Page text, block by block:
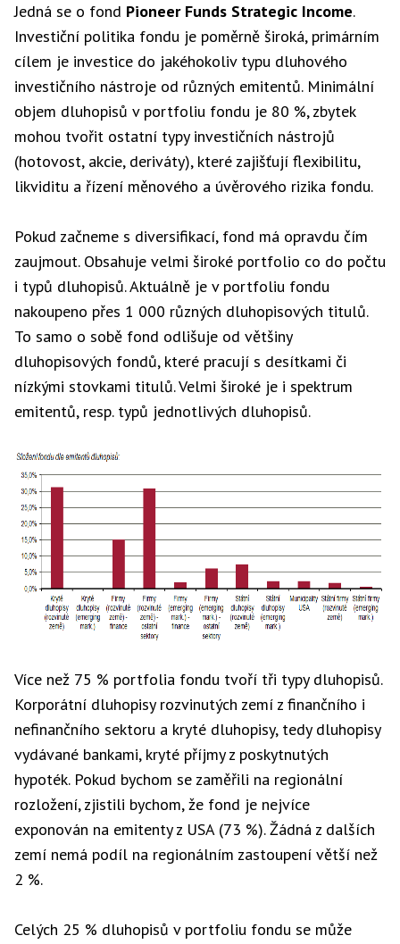
Jedná se o fond Pioneer Funds Strategic Income.
Investiční politika fondu je poměrně široká, primárním
cílem je investice do jakéhokoliv typu dluhového
investičního nástroje od různých emitentů. Minimální
objem dluhopisů v portfoliu fondu je 80 %, zbytek
mohou tvořit ostatní typy investičních nástrojů
(hotovost, akcie, deriváty), které zajišťují flexibilitu,
likviditu a řízení měnového a úvěrového rizika fondu.
Pokud začneme s diversifikací, fond má opravdu čím
zaujmout. Obsahuje velmi široké portfolio co do počtu
i typů dluhopisů. Aktuálně je v portfoliu fondu
nakoupeno přes 1 000 různých dluhopisových titulů.
To samo o sobě fond odlišuje od většiny
dluhopisových fondů, které pracují s desítkami či
nízkými stovkami titulů. Velmi široké je i spektrum
emitentů, resp. typů jednotlivých dluhopisů.
Více než 75 % portfolia fondu tvoří tři typy dluhopisů.
Korporátní dluhopisy rozvinutých zemí z finančního i
nefinančního sektoru a kryté dluhopisy, tedy dluhopisy
vydávané bankami, kryté příjmy z poskytnutých
hypoték. Pokud bychom se zaměřili na regionální
rozložení, zjistili bychom, že fond je nejvíce
exponován na emitenty z USA (73 %). Žádná z dalších
zemí nemá podíl na regionálním zastoupení větší než
2 %.
Celých 25 % dluhopisů v portfoliu fondu se může